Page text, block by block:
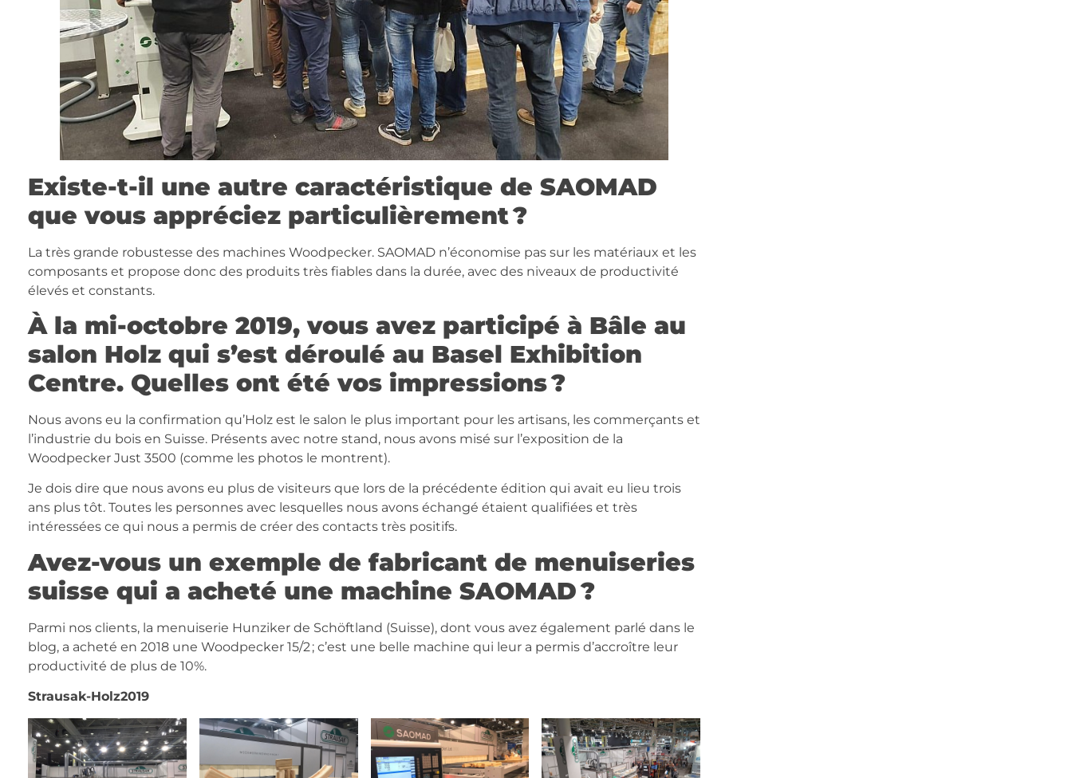
Existe-t-il une autre caractéristique de SAOMAD
que vous appréciez particulièrement ?
La très grande robustesse des machines Woodpecker. SAOMAD n’économise pas sur les matériaux et les
composants et propose donc des produits très fiables dans la durée, avec des niveaux de productivité
élevés et constants.
À la mi-octobre 2019, vous avez participé à Bâle au
salon Holz qui s’est déroulé au Basel Exhibition
Centre. Quelles ont été vos impressions ?
Nous avons eu la confirmation qu’Holz est le salon le plus important pour les artisans, les commerçants et
l’industrie du bois en Suisse. Présents avec notre stand, nous avons misé sur l’exposition de la
Woodpecker Just 3500 (comme les photos le montrent).
Je dois dire que nous avons eu plus de visiteurs que lors de la précédente édition qui avait eu lieu trois
ans plus tôt. Toutes les personnes avec lesquelles nous avons échangé étaient qualifiées et très
intéressées ce qui nous a permis de créer des contacts très positifs.
Avez-vous un exemple de fabricant de menuiseries
suisse qui a acheté une machine SAOMAD ?
Parmi nos clients, la menuiserie Hunziker de Schöftland (Suisse), dont vous avez également parlé dans le
blog, a acheté en 2018 une Woodpecker 15/2 ; c’est une belle machine qui leur a permis d’accroître leur
productivité de plus de 10%.
Strausak-Holz2019